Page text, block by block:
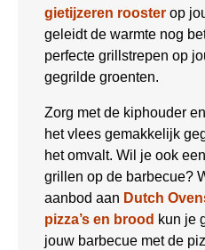
gietijzeren rooster op
geleidt de warmte nog
perfecte grillstrepen op
gegrilde groenten.
Zorg met de kiphouder
het vlees gemakkelijk
het omvalt. Wil je ook
grillen op de barbecue?
aanbod aan Dutch
pizza’s en brood kun je
jouw barbecue met de